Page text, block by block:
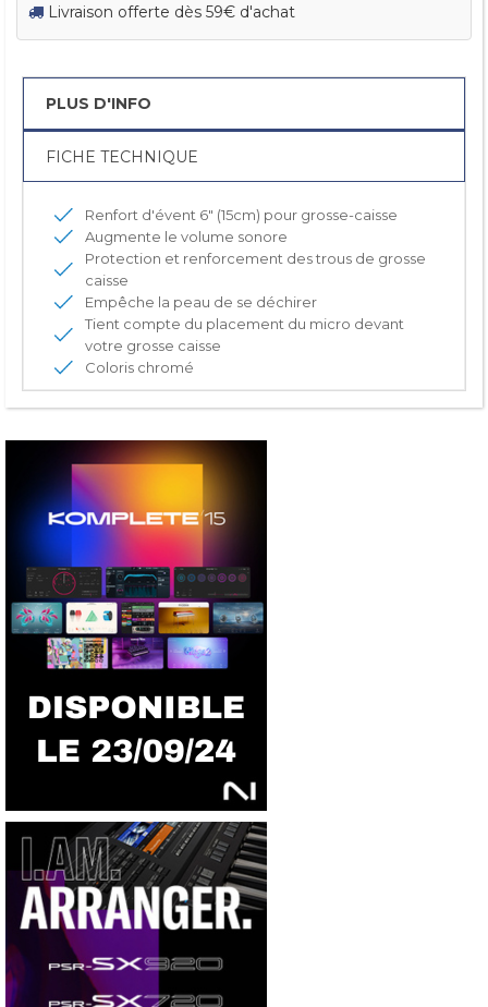
Livraison offerte dès 59€ d'achat
PLUS D'INFO
FICHE TECHNIQUE
Renfort d'évent 6" (15cm) pour grosse-caisse
Augmente le volume sonore
Protection et renforcement des trous de grosse
caisse
Empêche la peau de se déchirer
Tient compte du placement du micro devant
votre grosse caisse
Coloris chromé